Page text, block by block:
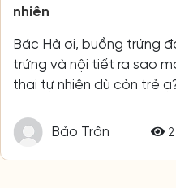
nhiên
Bác Hà ơi, buồng trứng
trứng và nội tiết ra sao
thai tự nhiên dù còn trẻ
Bảo Trân